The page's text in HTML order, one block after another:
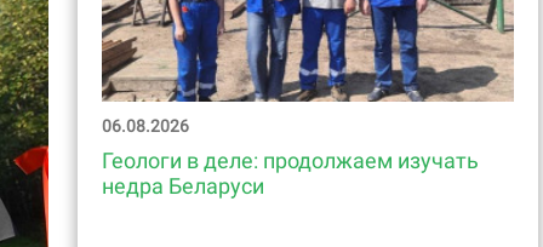
06.08.2026
Геологи в деле: продолжаем изучать
недра Беларуси